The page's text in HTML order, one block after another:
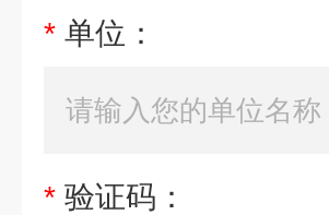
* 单位：
* 验证码：